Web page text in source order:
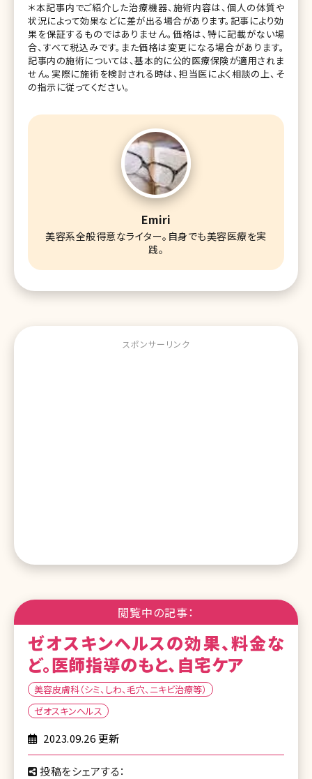
＊本記事内でご紹介した治療機器、施術内容は、個人の体質や
状況によって効果などに差が出る場合があります。記事により効
果を保証するものではありません。価格は、特に記載がない場
合、すべて税込みです。また価格は変更になる場合があります。
記事内の施術については、基本的に公的医療保険が適用されま
せん。実際に施術を検討される時は、担当医によく相談の上、そ
の指示に従ってください。
Emiri
美容系全般得意なライター。自身でも美容医療を実
践。
スポンサーリンク
閲覧中の記事：
ゼオスキンヘルスの効果、料金な
ど。医師指導のもと、自宅ケア
美容皮膚科（シミ、しわ、毛穴、ニキビ治療等）
ゼオスキンヘルス
2023.09.26 更新
投稿をシェアする：